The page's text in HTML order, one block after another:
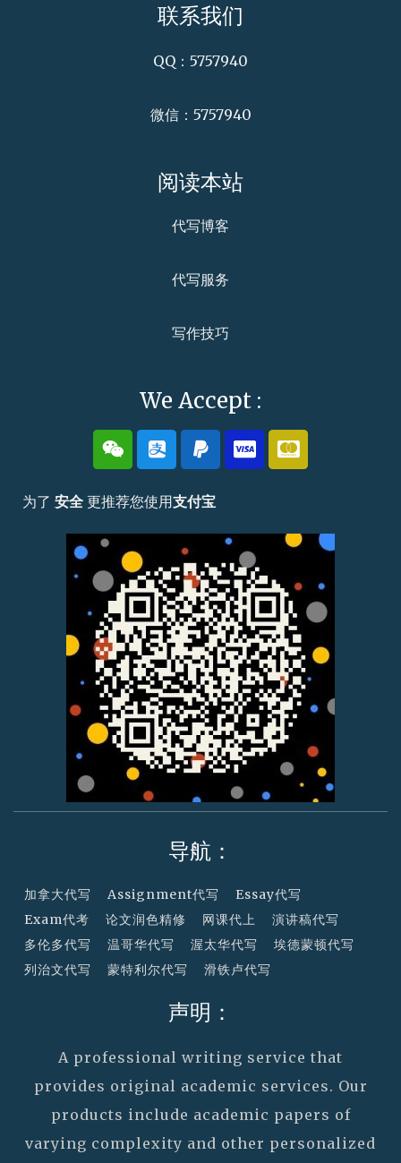
联系我们
QQ：5757940
微信：5757940
阅读本站
代写博客
代写服务
写作技巧
We Accept :
为了 安全 更推荐您使用支付宝
导航：
加拿大代写 Assignment代写
Essay代写
Exam代考
论文润色精修 网课代上
演讲稿代写
多伦多代写
温哥华代写 渥太华代写
埃德蒙顿代写
列治文代写
蒙特利尔代写 滑铁卢代写
声明：
A professional writing service that
provides original academic services. Our
products include academic papers of
varying complexity and other personalized